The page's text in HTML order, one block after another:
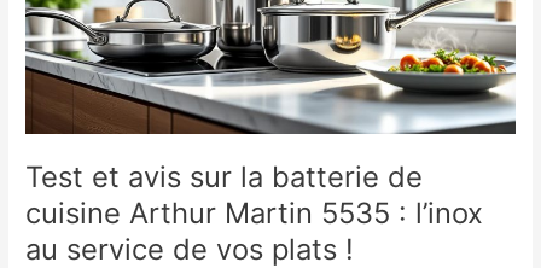
Ø
24
cm
l’inox
l’honneur
dans
votre
cuisine
Test et avis sur la batterie de
cuisine Arthur Martin 5535 : l’inox
au service de vos plats !